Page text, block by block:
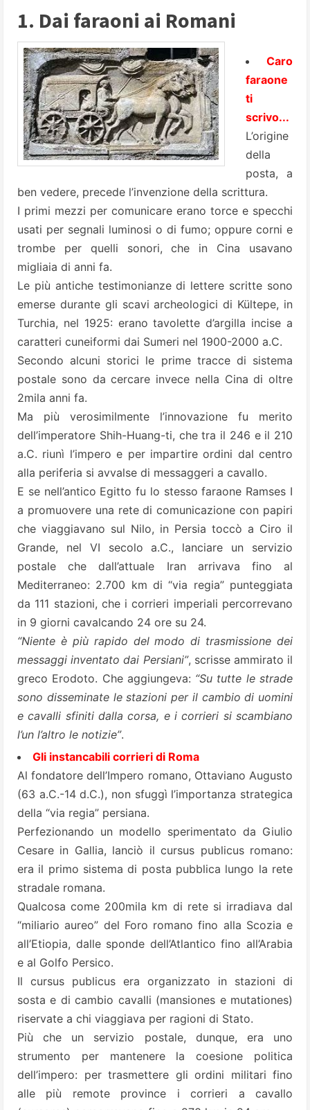
1. Dai faraoni ai Romani
Caro
faraone
ti
scrivo...
L’origine
della
posta, a
ben vedere, precede l’invenzione della scrittura.
I primi mezzi per comunicare erano torce e specchi
usati per segnali luminosi o di fumo; oppure corni e
trombe per quelli sonori, che in Cina usavano
migliaia di anni fa.
Le più antiche testimonianze di lettere scritte sono
emerse durante gli scavi archeologici di Kültepe, in
Turchia, nel 1925: erano tavolette d’argilla incise a
caratteri cuneiformi dai Sumeri nel 1900-2000 a.C.
Secondo alcuni storici le prime tracce di sistema
postale sono da cercare invece nella Cina di oltre
2mila anni fa.
Ma più verosimilmente l’innovazione fu merito
dell’imperatore Shih-Huang-ti, che tra il 246 e il 210
a.C. riunì l’impero e per impartire ordini dal centro
alla periferia si avvalse di messaggeri a cavallo.
E se nell’antico Egitto fu lo stesso faraone Ramses I
a promuovere una rete di comunicazione con papiri
che viaggiavano sul Nilo, in Persia toccò a Ciro il
Grande, nel VI secolo a.C., lanciare un servizio
postale che dall’attuale Iran arrivava fino al
Mediterraneo: 2.700 km di “via regia” punteggiata
da 111 stazioni, che i corrieri imperiali percorrevano
in 9 giorni cavalcando 24 ore su 24.
“Niente è più rapido del modo di trasmissione dei
messaggi inventato dai Persiani”, scrisse ammirato il
greco Erodoto. Che aggiungeva: “Su tutte le strade
sono disseminate le stazioni per il cambio di uomini
e cavalli sfiniti dalla corsa, e i corrieri si scambiano
l’un l’altro le notizie”.
Gli instancabili corrieri di Roma
Al fondatore dell’Impero romano, Ottaviano Augusto
(63 a.C.-14 d.C.), non sfuggì l’importanza strategica
della “via regia” persiana.
Perfezionando un modello sperimentato da Giulio
Cesare in Gallia, lanciò il cursus publicus romano:
era il primo sistema di posta pubblica lungo la rete
stradale romana.
Qualcosa come 200mila km di rete si irradiava dal
“miliario aureo” del Foro romano fino alla Scozia e
all’Etiopia, dalle sponde dell’Atlantico fino all’Arabia
e al Golfo Persico.
Il cursus publicus era organizzato in stazioni di
sosta e di cambio cavalli (mansiones e mutationes)
riservate a chi viaggiava per ragioni di Stato.
Più che un servizio postale, dunque, era uno
strumento per mantenere la coesione politica
dell’impero: per trasmettere gli ordini militari fino
alle più remote province i corrieri a cavallo